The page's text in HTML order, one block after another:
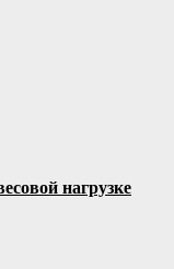
нагрузке